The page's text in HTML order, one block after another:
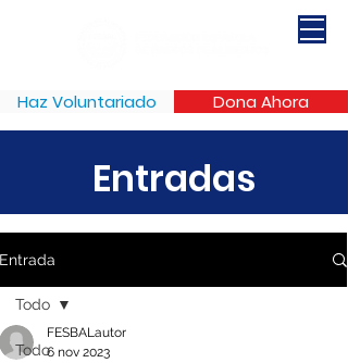
Haz Voluntariado Dona Ahora
Entradas
Entrada
Todo
Todo
FESBALautor
6 nov 2023